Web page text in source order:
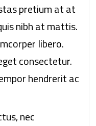
pretium at at
nibh at mattis.
libero.
consectetur.
hendrerit ac
nec